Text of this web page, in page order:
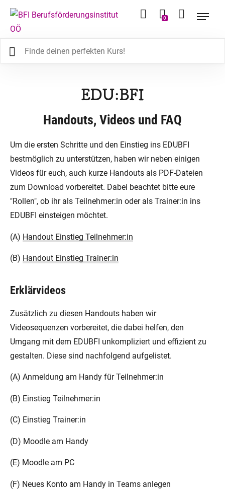
0
EDU:BFI
Handouts, Videos und FAQ
Um die ersten Schritte und den Einstieg ins EDUBFI
bestmöglich zu unterstützen, haben wir neben einigen
Videos für euch, auch kurze Handouts als PDF-Dateien
zum Download vorbereitet. Dabei beachtet bitte eure
"Rollen", ob ihr als Teilnehmer:in oder als Trainer:in ins
EDUBFI einsteigen möchtet.
(A) Handout Einstieg Teilnehmer:in
(B) Handout Einstieg Trainer:in
Erklärvideos
Zusätzlich zu diesen Handouts haben wir
Videosequenzen vorbereitet, die dabei helfen, den
Umgang mit dem EDUBFI unkompliziert und effizient zu
gestalten. Diese sind nachfolgend aufgelistet.
(A) Anmeldung am Handy für Teilnehmer:in
(B) Einstieg Teilnehmer:in
(C) Einstieg Trainer:in
(D) Moodle am Handy
(E) Moodle am PC
(F) Neues Konto am Handy in Teams anlegen